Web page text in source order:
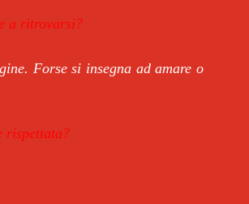
a ritrovarsi?
Forse si insegna ad amare o
rispettata?